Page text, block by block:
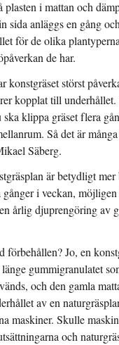
plasten i mattan och
sida anläggs en gång
för de olika
de har.
konstgräset störst
kopplat till
klippa gräset flera
Så det är
Säberg.
är betydligt
i veckan,
årlig djuprengöring av
förbehållen? Jo, en
gummigranulatet
och den gamla
av en
maskiner. Skulle
och